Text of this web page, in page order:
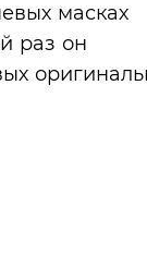
масках
раз он